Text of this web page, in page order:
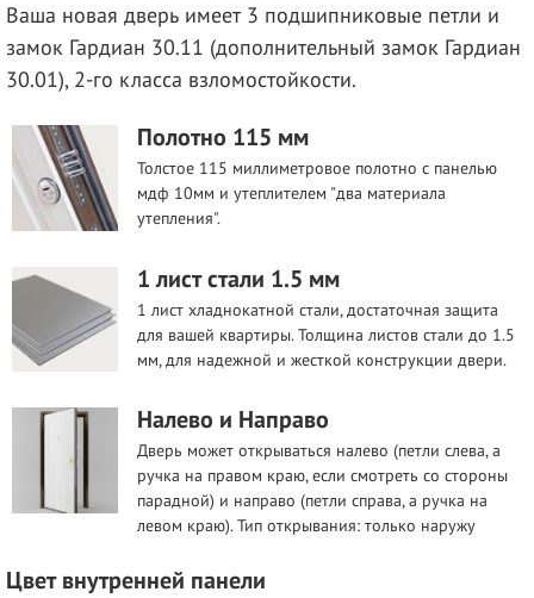
Ваша новая дверь имеет 3 подшипниковые петли и
замок Гардиан 30.11 (дополнительный замок Гардиан
30.01), 2-го класса взломостойкости.
Полотно 115 мм
Толстое 115 миллиметровое полотно с панелью
мдф 10мм и утеплителем "два материала
утепления".
1 лист стали 1.5 мм
1 лист хладнокатной стали, достаточная защита
для вашей квартиры. Толщина листов стали до 1.5
мм, для надежной и жесткой конструкции двери.
Налево и Направо
Дверь может открываться налево (петли слева, а
ручка на правом краю, если смотреть со стороны
парадной) и направо (петли справа, а ручка на
левом краю). Тип открывания: только наружу
Цвет внутренней панели